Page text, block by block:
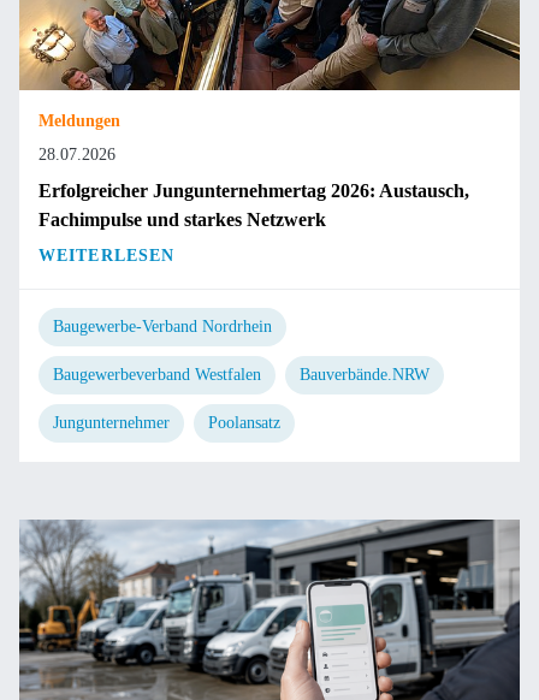
Meldungen
28.07.2026
Erfolgreicher Jungunternehmertag 2026: Austausch,
Fachimpulse und starkes Netzwerk
WEITERLESEN
Baugewerbe-Verband Nordrhein
Baugewerbeverband Westfalen Bauverbände.NRW
Jungunternehmer Poolansatz